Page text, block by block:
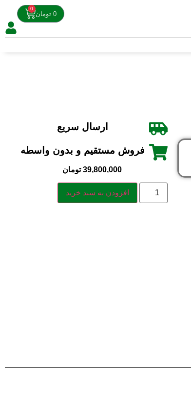
0 تومان
0
ارسال سریع
فروش مستقیم و بدون واسطه
39,800,000 تومان
افزودن به سبد خرید